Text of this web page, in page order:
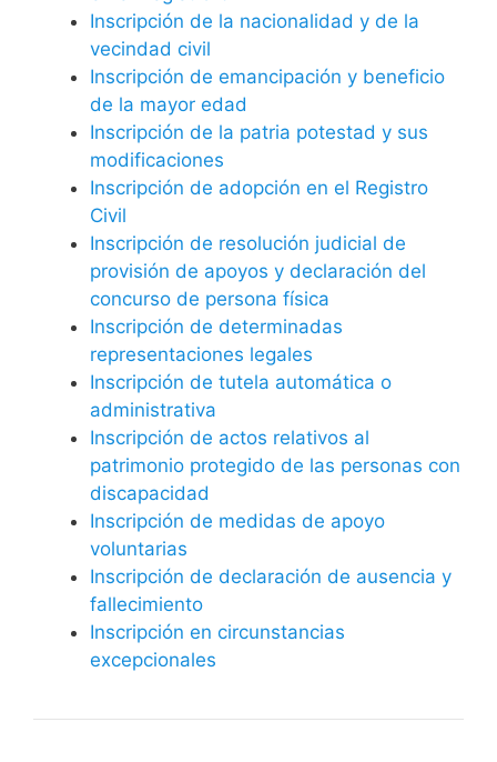
Inscripción de la nacionalidad y de la
vecindad civil
Inscripción de emancipación y beneficio
de la mayor edad
Inscripción de la patria potestad y sus
modificaciones
Inscripción de adopción en el Registro
Civil
Inscripción de resolución judicial de
provisión de apoyos y declaración del
concurso de persona física
Inscripción de determinadas
representaciones legales
Inscripción de tutela automática o
administrativa
Inscripción de actos relativos al
patrimonio protegido de las personas con
discapacidad
Inscripción de medidas de apoyo
voluntarias
Inscripción de declaración de ausencia y
fallecimiento
Inscripción en circunstancias
excepcionales